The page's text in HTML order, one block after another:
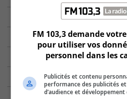
FM 103,3 demande
pour utiliser vos
personnel dans les
Publicités et contenu
performance des publicités
d’audience et développement